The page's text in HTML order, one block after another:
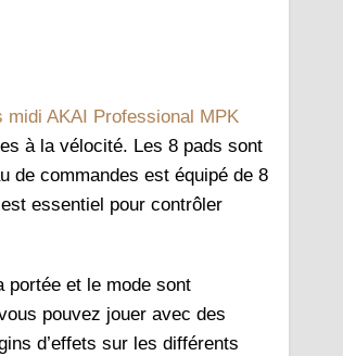
midi AKAI Professional MPK
à la vélocité. Les 8 pads sont
de commandes est équipé de 8
essentiel pour contrôler
portée et le mode sont
pouvez jouer avec des
d’effets sur les différents